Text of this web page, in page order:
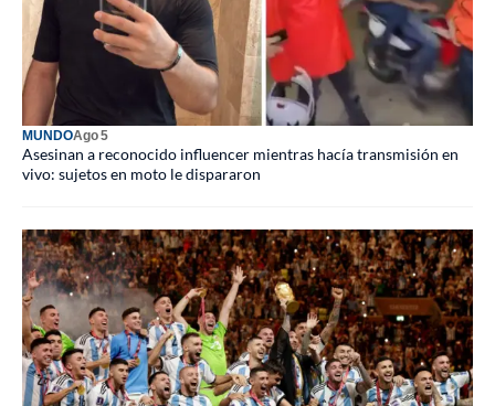
MUNDOAgo 5
Asesinan a reconocido influencer mientras hacía transmisión en
vivo: sujetos en moto le dispararon